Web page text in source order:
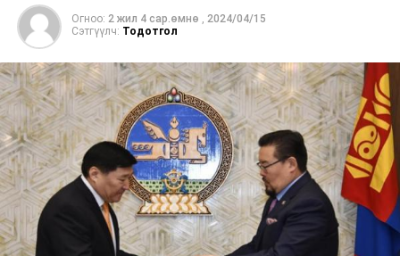
Огноо: 2 жил 4 сар.өмнө , 2024/04/15
Сэтгүүлч: Тодотгол